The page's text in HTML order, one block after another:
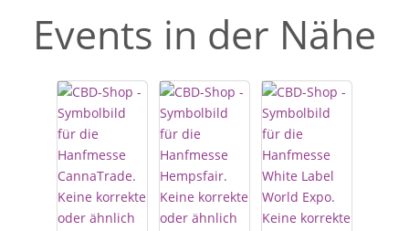
Events in der Nähe